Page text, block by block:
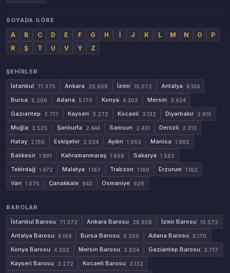
SOYADA GÖRE
A B C D E F G H İ J K L M N O
P
R
Ş T U V Y Z
ŞEHIRLER
İstanbul
71.375 Ankara 26.658 İzmir 15.072 Antalya 6.104
Bursa 5.200 Adana 5.170 Konya 4.302 Mersin 3.924
Gaziantep 3.717 Kayseri 3.272 Kocaeli 3.132 Diyarbakır 2.615
Muğla 2.525 Şanlıurfa 2.444 Samsun 2.431 Denizli 2.313
Hatay 2.155 Eskişehir 2.024 Aydın 1.953 Manisa 1.892
Balıkesir 1.891 Kahramanmaraş 1.658 Sakarya 1.582
Tekirdağ 1.472 Malatya 1.187 Trabzon 1.160 Erzurum 1.102
Van 1.075 Çanakkale 943 Osmaniye 929
BAROLAR
İstanbul Barosu
71.372 Ankara Barosu 26.658 İzmir Barosu 15.072
Antalya Barosu 6.104 Bursa Barosu 5.200 Adana Barosu 5.170
Konya Barosu 4.302 Mersin Barosu 3.924 Gaziantep Barosu 3.717
Kayseri Barosu 3.272 Kocaeli Barosu 3.132